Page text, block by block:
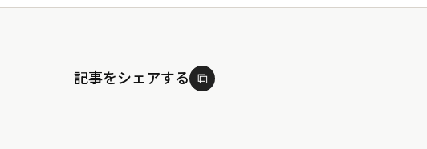
記事をシェアする ⧉